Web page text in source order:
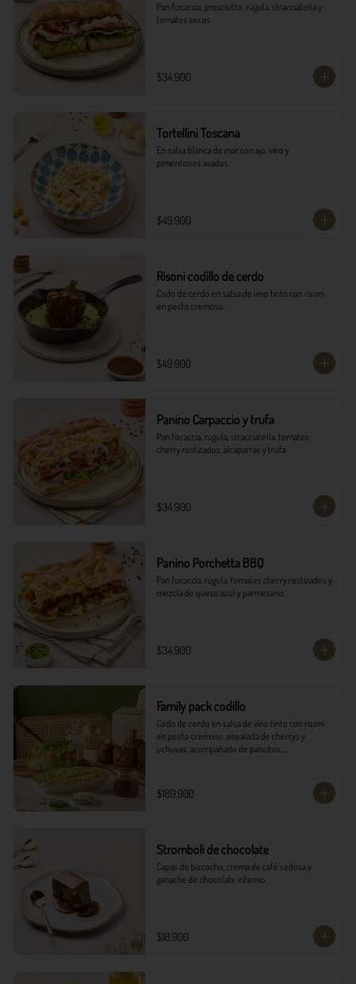
Pan focaccia, prosciutto, rúgula, stracciatella y
tomates secos
$34.900
Tortellini Toscana
En salsa blanca de mar con ajo, vino y
pimentones asados.
$49.900
Risoni codillo de cerdo
Codo de cerdo en salsa de vino tinto con risoni
en pesto cremoso.​
$49.900
Panino Carpaccio y trufa
Pan focaccia, rúgula, stracciatella, tomates
cherry rostizados, alcaparras y trufa
$34.900
Panino Porchetta BBQ
Pan focaccia, rúgula, tomates cherry rostizados y
mezcla de queso azul y parmesano.
$34.900
Family pack codillo
Codo de cerdo en salsa de vino tinto con risoni
en pesto cremoso, ensalada de cherrys y
uchuvas, acompañado de pancitos.​​
- Risoni (Cantidad ideal para 4 personas)​
- Pancitos​
$189.900
Stromboli de chocolate
Capas de bizcocho, crema de café sedosa y
ganache de chocolate intenso.
$18.900